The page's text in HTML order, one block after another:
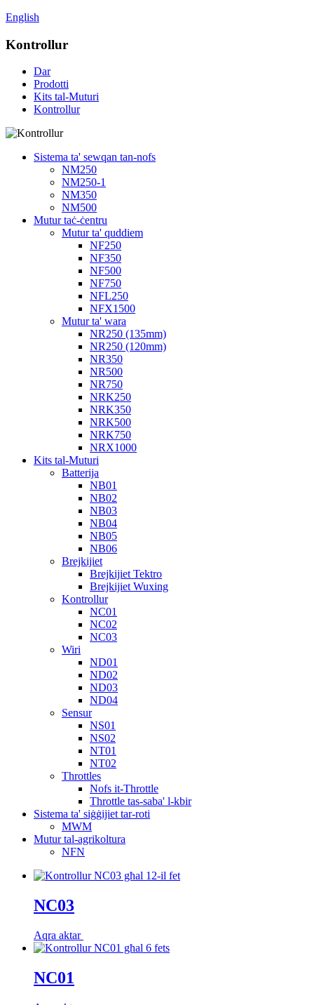
English
Kontrollur
Dar
Prodotti
Kits tal-Muturi
Kontrollur
Sistema ta' sewqan tan-nofs
NM250
NM250-1
NM350
NM500
Mutur taċ-ċentru
Mutur ta' quddiem
NF250
NF350
NF500
NF750
NFL250
NFX1500
Mutur ta' wara
NR250 (135mm)
NR250 (120mm)
NR350
NR500
NR750
NRK250
NRK350
NRK500
NRK750
NRX1000
Kits tal-Muturi
Batterija
NB01
NB02
NB03
NB04
NB05
NB06
Brejkijiet
Brejkijiet Tektro
Brejkijiet Wuxing
Kontrollur
NC01
NC02
NC03
Wiri
ND01
ND02
ND03
ND04
Sensur
NS01
NS02
NT01
NT02
Throttles
Nofs it-Throttle
Throttle tas-saba' l-kbir
Sistema ta' siġġijiet tar-roti
MWM
Mutur tal-agrikoltura
NFN
NC03
Aqra aktar
NC01